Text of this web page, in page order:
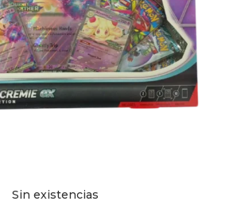
Sin existencias